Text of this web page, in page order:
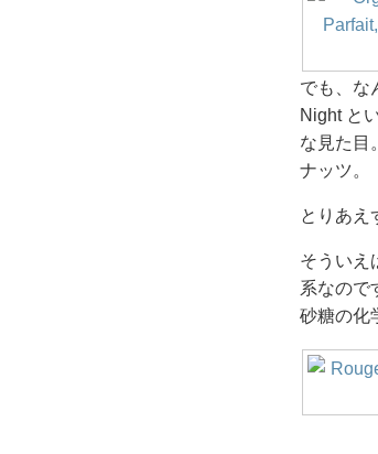
でも、な
Night と
な見た目
ナッツ。
とりあえ
そういえ
系なので
砂糖の化